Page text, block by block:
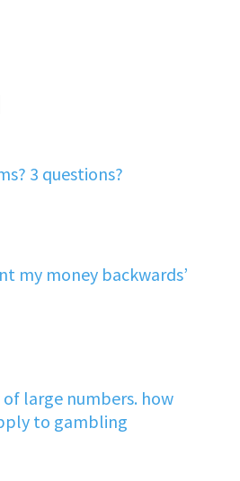
3 questions?
my money backwards’
large numbers. how
to gambling